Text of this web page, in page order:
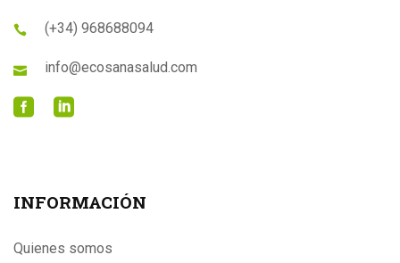
(+34) 968688094
info@ecosanasalud.com
INFORMACIÓN
Quienes somos